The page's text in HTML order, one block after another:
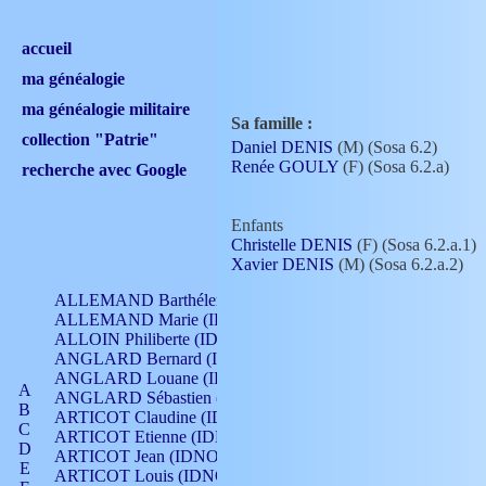
accueil
ma généalogie
ma généalogie militaire
collection "Patrie"
recherche avec Google
A
B
C
D
E
ALLEMAND Barthélemy (IDNO 330)
ALLEMAND Marie (IDNO 165)
ALLOIN Philiberte (IDNO 449)
ANGLARD Bernard (IDNO 4)
ANGLARD Louane (IDNO 4)
ANGLARD Sébastien (IDNO 4)
ARTICOT Claudine (IDNO 105)
ARTICOT Etienne (IDNO 420)
ARTICOT Jean (IDNO 210)
ARTICOT Louis (IDNO 420)
Sa famille :
Daniel DENIS (M) (Sosa 6.2)
Renée GOULY (F) (Sosa 6.2.a)
Enfants
Christelle DENIS (F) (Sosa 6.2.a.1)
Xavier DENIS (M) (Sosa 6.2.a.2)